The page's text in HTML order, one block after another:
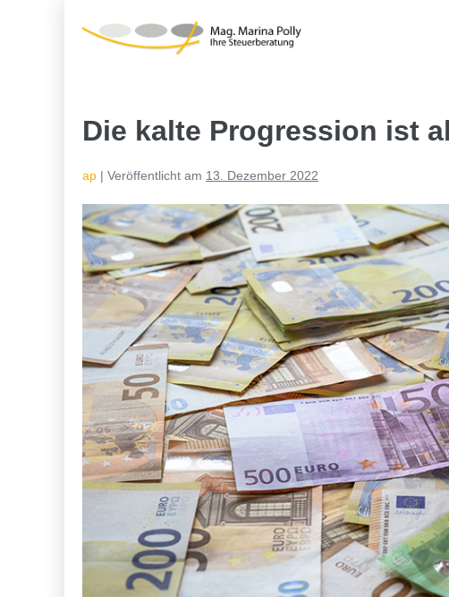
Die kalte Progression ist
ap | Veröffentlicht am 13. Dezember 2022